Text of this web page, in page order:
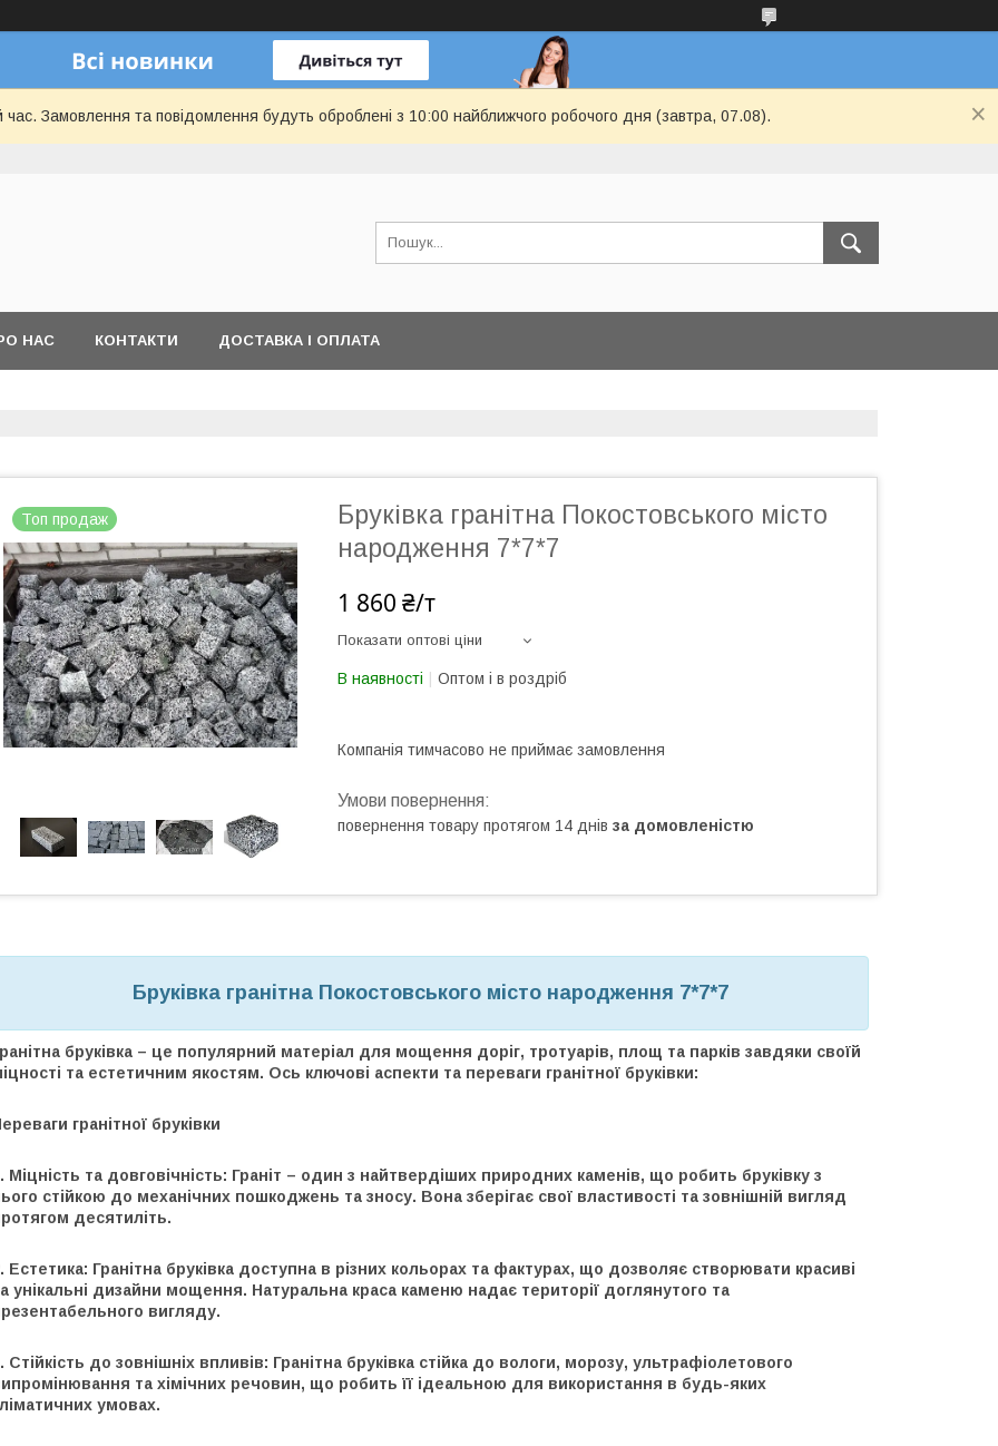
час. Замовлення та повідомлення будуть оброблені з 10:00 найближчого робочого дня (завтра, 07.08).
НАС КОНТАКТИ ДОСТАВКА І ОПЛАТА
Топ продаж
Бруківка гранітна Покостовського місто
народження 7*7*7
1 860 ₴/т
Показати оптові ціни
В наявності Оптом і в роздріб
Компанія тимчасово не приймає замовлення
повернення товару протягом 14 днів за домовленістю
Бруківка гранітна Покостовського місто народження 7*7*7
бруківка – це популярний матеріал для мощення доріг, тротуарів, площ та парків завдяки своїй
та естетичним якостям. Ось ключові аспекти та переваги гранітної бруківки:
гранітної бруківки
Міцність та довговічність: Граніт – один з найтвердіших природних каменів, що робить бруківку з
стійкою до механічних пошкоджень та зносу. Вона зберігає свої властивості та зовнішній вигляд
десятиліть.
Естетика: Гранітна бруківка доступна в різних кольорах та фактурах, що дозволяє створювати красиві
унікальні дизайни мощення. Натуральна краса каменю надає території доглянутого та
вигляду.
Стійкість до зовнішніх впливів: Гранітна бруківка стійка до вологи, морозу, ультрафіолетового
та хімічних речовин, що робить її ідеальною для використання в будь-яких
умовах.